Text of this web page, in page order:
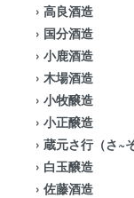
› 高良酒造
› 国分酒造
› 小鹿酒造
› 木場酒造
› 小牧醸造
› 小正醸造
› 蔵元さ行（さ~
› 白玉醸造
› 佐藤酒造